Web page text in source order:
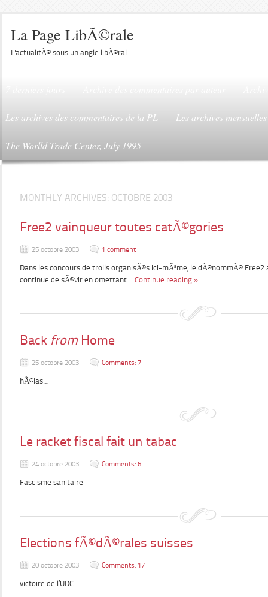
La Page LibÃ©rale
L'actualitÃ© sous un angle libÃ©ral
Les archives des commentaires de la PL Les archives
The Worlld Trade Center, July 1995
MONTHLY ARCHIVES: OCTOBRE 2003
Free2 vainqueur toutes catÃ©gories
25 octobre 2003 1 comment
Dans les concours de trolls organisÃ©s ici-mÃªme, le dÃ©nommÃ©
continue de sÃ©vir en omettant… Continue reading »
Back fromHome
25 octobre 2003 Comments: 7
hÃ©las…
Le racket fiscal fait un tabac
24 octobre 2003 Comments: 6
Fascisme sanitaire
Elections fÃ©dÃ©rales suisses
20 octobre 2003 Comments: 17
victoire de l’UDC